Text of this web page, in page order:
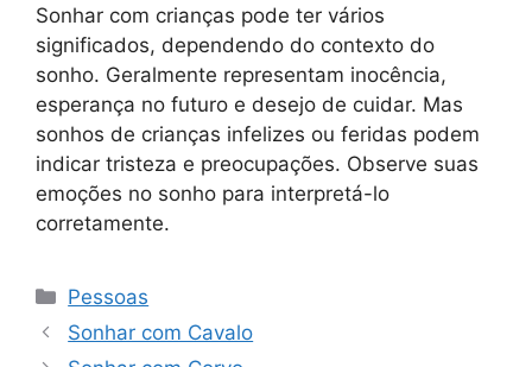
Sonhar com crianças pode ter vários
significados, dependendo do contexto do
sonho. Geralmente representam inocência,
esperança no futuro e desejo de cuidar. Mas
sonhos de crianças infelizes ou feridas podem
indicar tristeza e preocupações. Observe suas
emoções no sonho para interpretá-lo
corretamente.
Categorias
Pessoas
Sonhar com Cavalo